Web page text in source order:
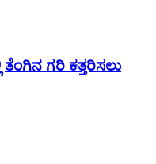
ತೆಂಗಿನ ಗರಿ ಕತ್ತರಿಸಲು